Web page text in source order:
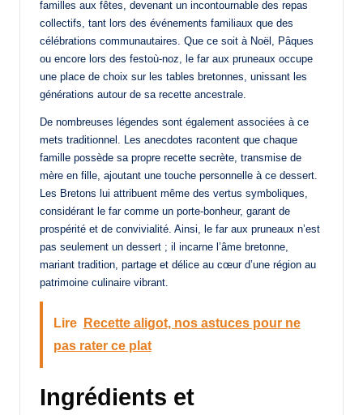
familles aux fêtes, devenant un incontournable des repas
collectifs, tant lors des événements familiaux que des
célébrations communautaires. Que ce soit à Noël, Pâques
ou encore lors des festoù-noz, le far aux pruneaux occupe
une place de choix sur les tables bretonnes, unissant les
générations autour de sa recette ancestrale.
De nombreuses légendes sont également associées à ce
mets traditionnel. Les anecdotes racontent que chaque
famille possède sa propre recette secrète, transmise de
mère en fille, ajoutant une touche personnelle à ce dessert.
Les Bretons lui attribuent même des vertus symboliques,
considérant le far comme un porte-bonheur, garant de
prospérité et de convivialité. Ainsi, le far aux pruneaux n’est
pas seulement un dessert ; il incarne l’âme bretonne,
mariant tradition, partage et délice au cœur d’une région au
patrimoine culinaire vibrant.
Lire
Recette aligot, nos astuces pour ne
pas rater ce plat
Ingrédients et